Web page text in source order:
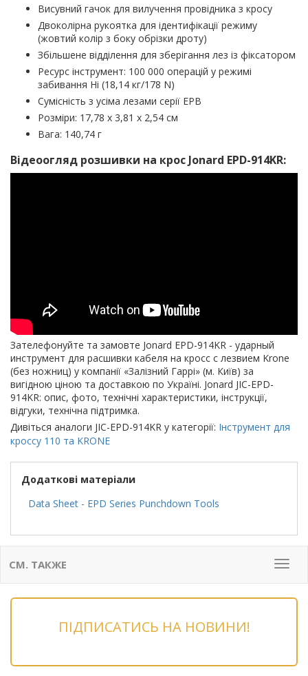
Висувний гачок для вилучення провідника з кросу
Двоколірна рукоятка для ідентифікації режиму
(жовтий колір з боку обрізки дроту)
Збільшене відділення для зберігання лез із фіксатором
Ресурс інструмент: 100 000 операцій у режимі
забивання Hi (18,14 кг/178 N)
Сумісність з усіма лезами серії EPB
Розміри: 17,78 х 3,81 х 2,54 см
Вага: 140,74 г
Відеоогляд розшивки на крос Jonard EPD-914KR:
Зателефонуйте та замовте Jonard EPD-914KR - ударный
инструмент для расшивки кабеля на кросс с лезвием Krone
(без ножниц) у компанії «Залізний Гаррі» (м. Київ) за
вигідною ціною та доставкою по Україні. Jonard JIC-EPD-
914KR: опис, фото, технічні характеристики, інструкції,
відгуки, технічна підтримка.
Дивіться аналоги JIC-EPD-914KR у категорії: Інструмент для
кроссу 110 та KRONE
Додаткові матеріали
Data Sheet - EPD Series Punchdown Tools
Меню
СМ. ТАКЖЕ
ПІДПИСАТИСЬ НА НОВИНИ!